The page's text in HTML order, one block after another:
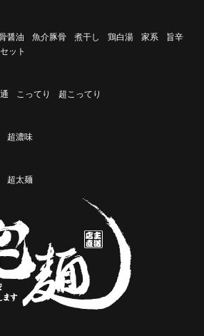
醤油 魚介豚骨 煮干し 鶏白湯 家系
旨辛
ット
こってり 超こってり
超濃味
超太麺